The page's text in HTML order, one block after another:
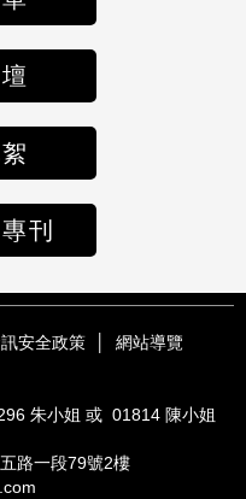
刊
安全政策
網站導覽
朱小姐 或 01814 陳小姐
路一段79號2樓